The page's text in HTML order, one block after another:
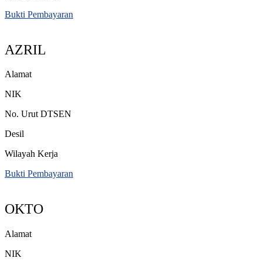
Bukti Pembayaran
AZRIL
Alamat
NIK
No. Urut DTSEN
Desil
Wilayah Kerja
Bukti Pembayaran
OKTO
Alamat
NIK